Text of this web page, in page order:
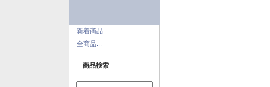
新着商品...
全商品...
商品検索